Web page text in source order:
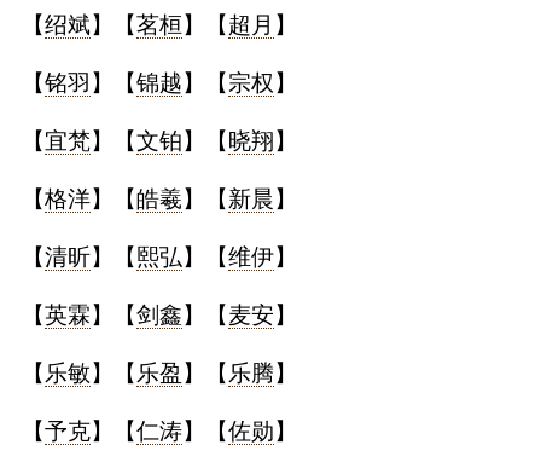
【绍斌】【茗桓】【超月 】
【铭羽 】【锦越】【宗权 】
【宜梵】【文铂】【 晓翔】
【格洋】【皓羲】【新晨】
【清昕】【熙弘】【维伊】
【英霖】【剑鑫】【麦安】
【 乐敏】【 乐盈 】【 乐腾】
【予克】【仁涛】【佐勋】